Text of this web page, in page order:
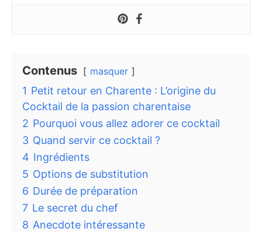
Contenus masquer
1 Petit retour en Charente : L’origine du
Cocktail de la passion charentaise
2 Pourquoi vous allez adorer ce cocktail
3 Quand servir ce cocktail ?
4 Ingrédients
5 Options de substitution
6 Durée de préparation
7 Le secret du chef
8 Anecdote intéressante